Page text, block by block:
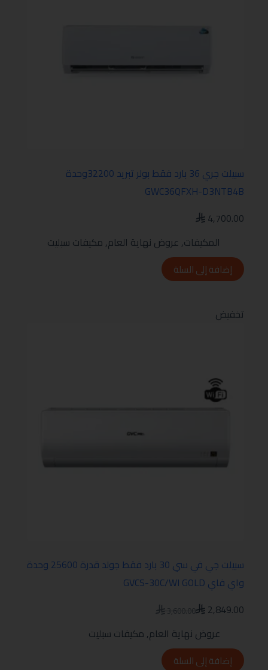
سبيلت جري 36 بارد فقط بولر تبريد 32200وحدة
GWC36QFXH-D3NTB4B
4,700.00
المكيفات, عروض نهاية العام, مكيفات سبليت
إضافة إلى السلة
تخفيض
سبيلت جي في سي 30 بارد فقط جولد قدرة 25600 وحدة
واي فاي GVCS-30C/WI GOLD
3,600.00
2,849.00
عروض نهاية العام, مكيفات سبليت
إضافة إلى السلة